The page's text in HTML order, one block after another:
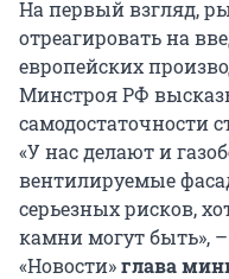
На первый взгляд,
отреагировать на
европейских
Минстроя РФ
самодостаточности
«У нас делают и
вентилируемые
серьезных рисков,
камни могут быть»,
«Новости»глава